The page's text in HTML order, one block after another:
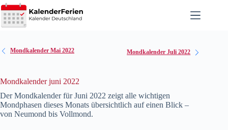
Zum
Inhalt
springen
Mondkalender Mai 2022 Mondkalender Juli 2022
Mondkalender juni 2022
Der Mondkalender für Juni 2022 zeigt alle wichtigen
Mondphasen dieses Monats übersichtlich auf einen Blick –
von Neumond bis Vollmond.